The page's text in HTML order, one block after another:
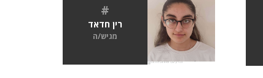
#
רין חדאד
מגיש/ה